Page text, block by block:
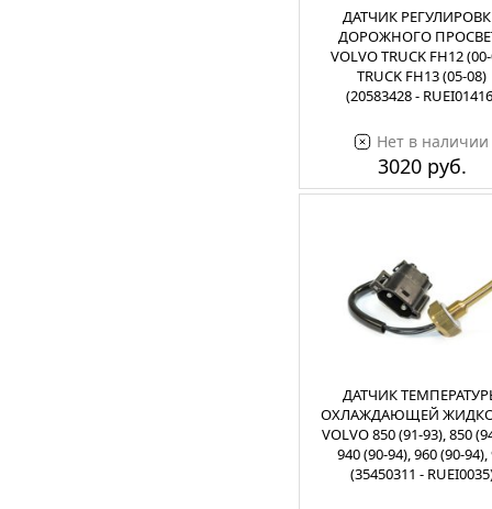
ДАТЧИК
ДОРОЖНОГО
VOLVO TRUCK FH12
TRUCK FH13 (05-08)
(20583428 -
Нет в наличии
3020 руб.
ДАТЧИК
ОХЛАЖДАЮЩЕЙ
VOLVO 850 (91-93), 850
940 (90-94), 960 (90-94),
(35450311 -